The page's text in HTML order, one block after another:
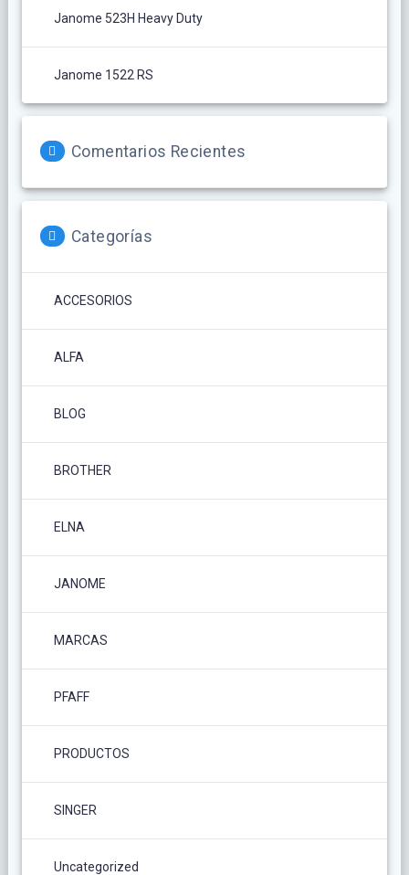
Janome 523H Heavy Duty
Janome 1522 RS
Comentarios Recientes
Categorías
ACCESORIOS
ALFA
BLOG
BROTHER
ELNA
JANOME
MARCAS
PFAFF
PRODUCTOS
SINGER
Uncategorized